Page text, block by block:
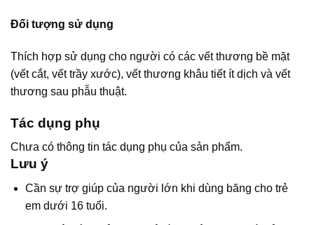
Đối tượng sử dụng
Thích hợp sử dụng cho người có các vết thương bề mặt
(vết cắt, vết trầy xước), vết thương khâu tiết ít dịch và vết
thương sau phẫu thuật.
Tác dụng phụ
Chưa có thông tin tác dụng phụ của sản phẩm.
Lưu ý
Cần sự trợ giúp của người lớn khi dùng băng cho trẻ
em dưới 16 tuổi.